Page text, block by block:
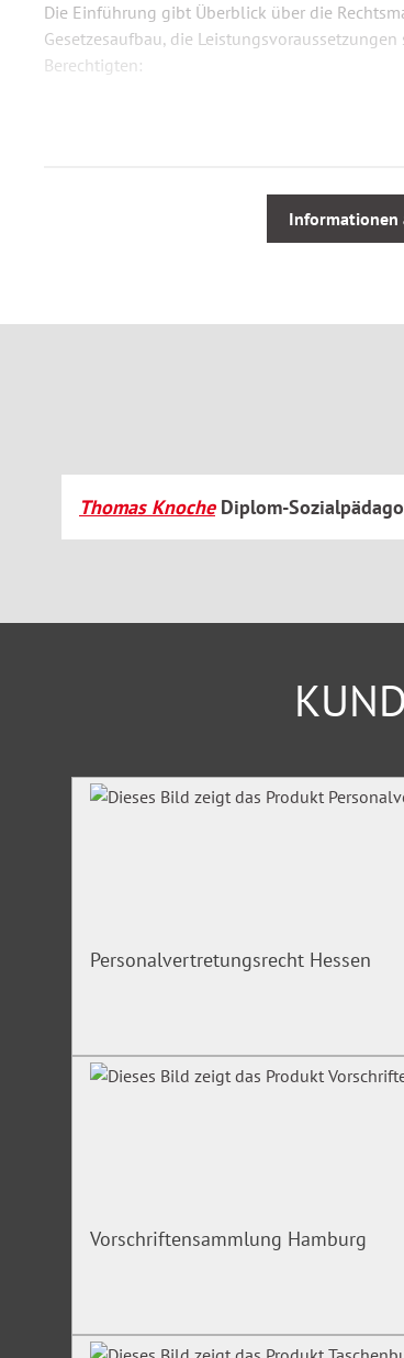
Die Einführung gibt Überblick über die
Gesetzesaufbau, die
Berechtigten:
Unterhaltssichernde Leistungen
Informationen
Thomas KnocheDiplom-
Produktgalerie überspringen
Personalvertretungsrecht Hessen
Vorschriftensammlung Hamburg